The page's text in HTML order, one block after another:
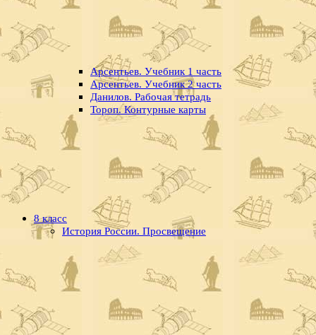
Арсентьев. Учебник 1 часть
Арсентьев. Учебник 2 часть
Данилов. Рабочая тетрадь
Тороп. Контурные карты
8 класс
История России. Просвещение